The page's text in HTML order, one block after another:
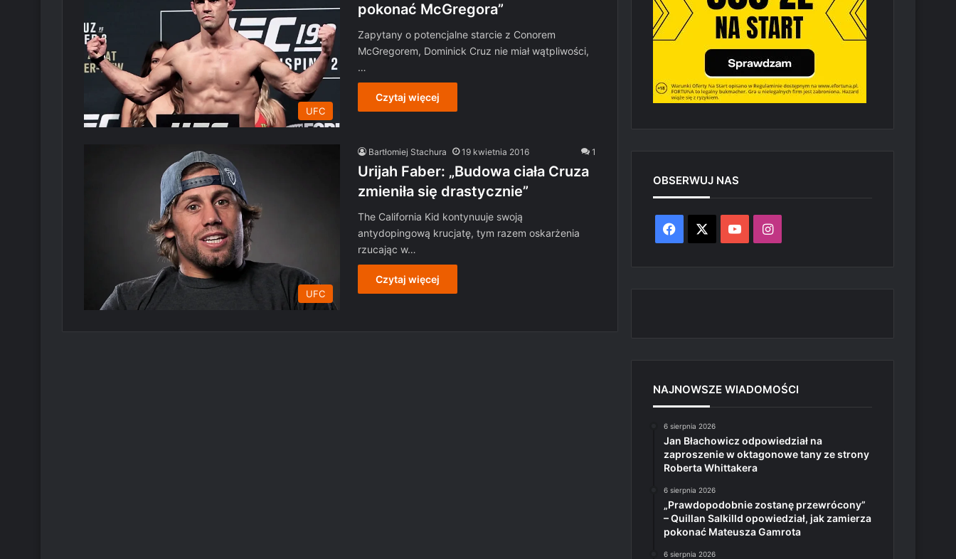
UFC
pokonać McGregora”
Zapytany o potencjalne starcie z Conorem
McGregorem, Dominick Cruz nie miał wątpliwości,
…
Czytaj więcej
UFC
Bartłomiej Stachura 19 kwietnia 2016 1
Urijah Faber: „Budowa ciała Cruza
zmieniła się drastycznie”
The California Kid kontynuuje swoją
antydopingową krucjatę, tym razem oskarżenia
rzucając w…
Czytaj więcej
OBSERWUJ NAS
Facebook YouTubeInstagram
NAJNOWSZE WIADOMOŚCI
6 sierpnia 2026
Jan Błachowicz odpowiedział na
zaproszenie w oktagonowe tany ze strony
Roberta Whittakera
6 sierpnia 2026
„Prawdopodobnie zostanę przewrócony”
– Quillan Salkilld opowiedział, jak zamierza
pokonać Mateusza Gamrota
6 sierpnia 2026